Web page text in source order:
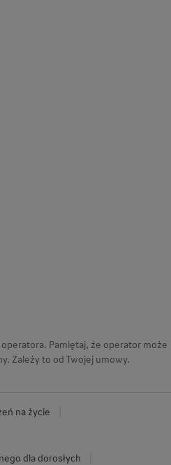
Pamiętaj, że operator może
Zależy to od Twojej umowy.
na życie
dla dorosłych